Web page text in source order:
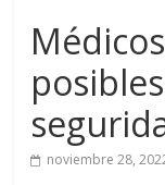
noviembre 28,